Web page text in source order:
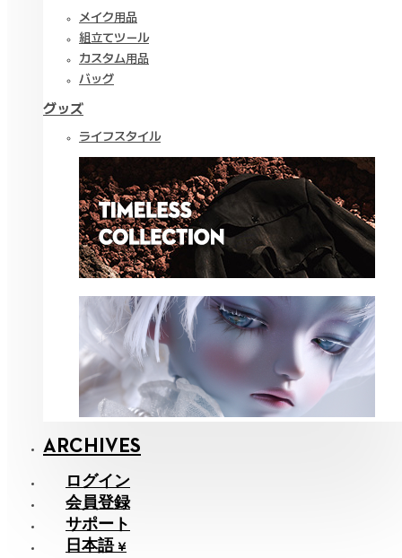
メイク用品
組立てツール
カスタム用品
バッグ
グッズ
ライフスタイル
ARCHIVES
ログイン
会員登録
サポート
日本語 ¥